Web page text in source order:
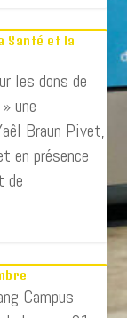
Santé et la
les dons de
une
Braun Pivet,
en présence
de
Campus